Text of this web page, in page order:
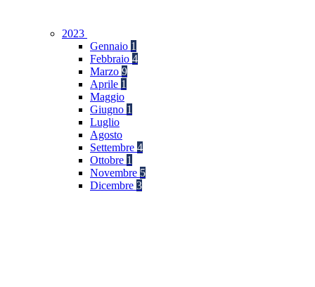
2023
Gennaio 1
Febbraio 4
Marzo 9
Aprile 1
Maggio
Giugno 1
Luglio
Agosto
Settembre 4
Ottobre 1
Novembre 5
Dicembre 3